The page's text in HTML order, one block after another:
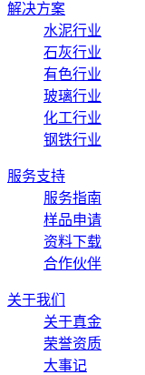
解决方案
水泥行业
石灰行业
有色行业
玻璃行业
化工行业
钢铁行业
服务支持
服务指南
样品申请
资料下载
合作伙伴
关于我们
关于真金
荣誉资质
大事记